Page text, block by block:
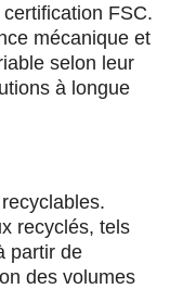
FSC.
mécanique et
selon leur
à longue
recyclés, tels
partir de
des volumes